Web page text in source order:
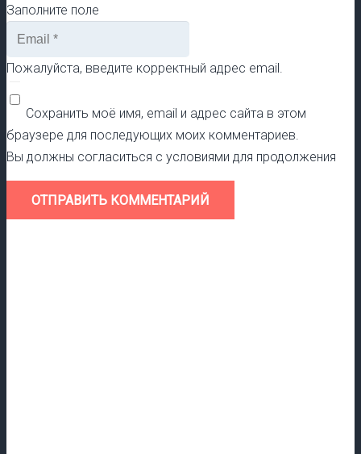
Заполните поле
Пожалуйста, введите корректный адрес email.
Сохранить моё имя, email и адрес сайта в этом
браузере для последующих моих комментариев.
Вы должны согласиться с условиями для продолжения
ОТПРАВИТЬ КОММЕНТАРИЙ